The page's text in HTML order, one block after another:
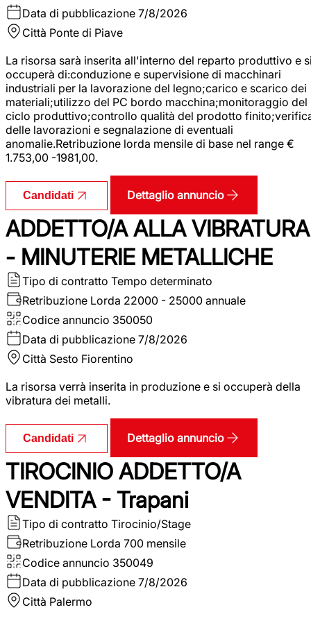
Data di pubblicazione 7/8/2026
Città Ponte di Piave
La risorsa sarà inserita all'interno del reparto produttivo e
occuperà di:conduzione e supervisione di macchinari
industriali per la lavorazione del legno;carico e scarico dei
materiali;utilizzo del PC bordo macchina;monitoraggio del
ciclo produttivo;controllo qualità del prodotto
delle lavorazioni e segnalazione di eventuali
anomalie.Retribuzione lorda mensile di base nel range €
1.753,00 -1981,00.
Candidati Dettaglio annuncio
ADDETTO/A ALLA VIBRATURA
- MINUTERIE METALLICHE
Tipo di contratto Tempo determinato
Retribuzione Lorda 22000 - 25000 annuale
Codice annuncio 350050
Data di pubblicazione 7/8/2026
Città Sesto Fiorentino
La risorsa verrà inserita in produzione e si occuperà della
vibratura dei metalli.
Candidati Dettaglio annuncio
TIROCINIO ADDETTO/A
VENDITA - Trapani
Tipo di contratto Tirocinio/Stage
Retribuzione Lorda 700 mensile
Codice annuncio 350049
Data di pubblicazione 7/8/2026
Città Palermo